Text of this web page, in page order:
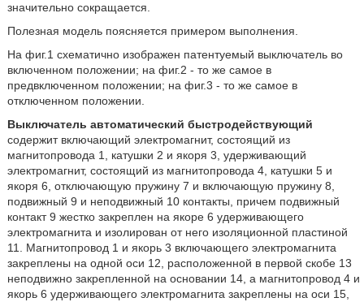
значительно сокращается.
Полезная модель поясняется примером выполнения.
На фиг.1 схематично изображен патентуемый выключатель во
включенном положении; на фиг.2 - то же самое в
предвключенном положении; на фиг.3 - то же самое в
отключенном положении.
Выключатель автоматический быстродействующий
содержит включающий электромагнит, состоящий из
магнитопровода 1, катушки 2 и якоря 3, удерживающий
электромагнит, состоящий из магнитопровода 4, катушки 5 и
якоря 6, отключающую пружину 7 и включающую пружину 8,
подвижный 9 и неподвижный 10 контакты, причем подвижный
контакт 9 жестко закреплен на якоре 6 удерживающего
электромагнита и изолирован от него изоляционной пластиной
11. Магнитопровод 1 и якорь 3 включающего электромагнита
закреплены на одной оси 12, расположенной в первой скобе 13
неподвижно закрепленной на основании 14, а магнитопровод 4 и
якорь 6 удерживающего электромагнита закреплены на оси 15,